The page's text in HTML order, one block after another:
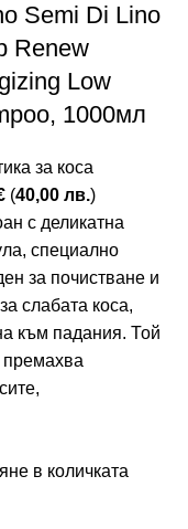
Semi Di Lino
Renew
Low
1000мл
за коса
(40,00 лв.)
с деликатна
специално
за почистване и
слабата коса,
към падания. Той
в количката